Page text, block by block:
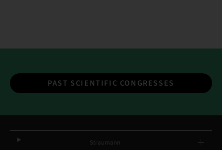
PAST SCIENTIFIC CONGRESSES
Straumann